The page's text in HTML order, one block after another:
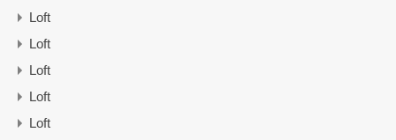
Loft
Loft
Loft
Loft
Loft